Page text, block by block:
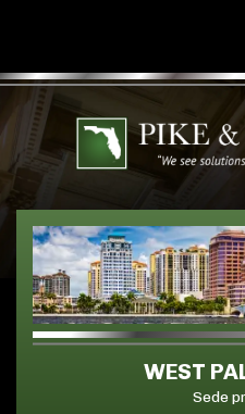
WEST
Sede